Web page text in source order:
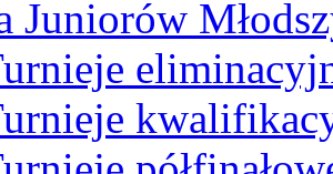
Juniorów